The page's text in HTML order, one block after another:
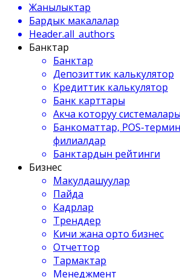
Жанылыктар
Бардык макалалар
Header.all_authors
Банктар
Банктар
Депозиттик калькулятор
Кредиттик калькулятор
Банк карттары
Акча которуу системалары
Банкоматтар, POS-
филиалдар
Банктардын рейтинги
Бизнес
Макулдашуулар
Пайда
Кадрлар
Тренддер
Кичи жана орто бизнес
Отчеттор
Тармактар
Менеджмент